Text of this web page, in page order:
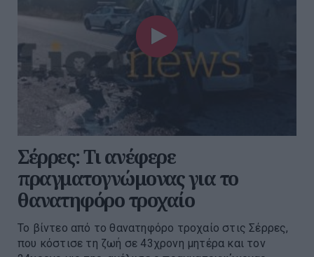
Σέρρες: Τι ανέφερε
πραγματογνώμονας για το
θανατηφόρο τροχαίο
Το βίντεο από το θανατηφόρο τροχαίο στις Σέρρες,
που κόστισε τη ζωή σε 43χρονη μητέρα και τον